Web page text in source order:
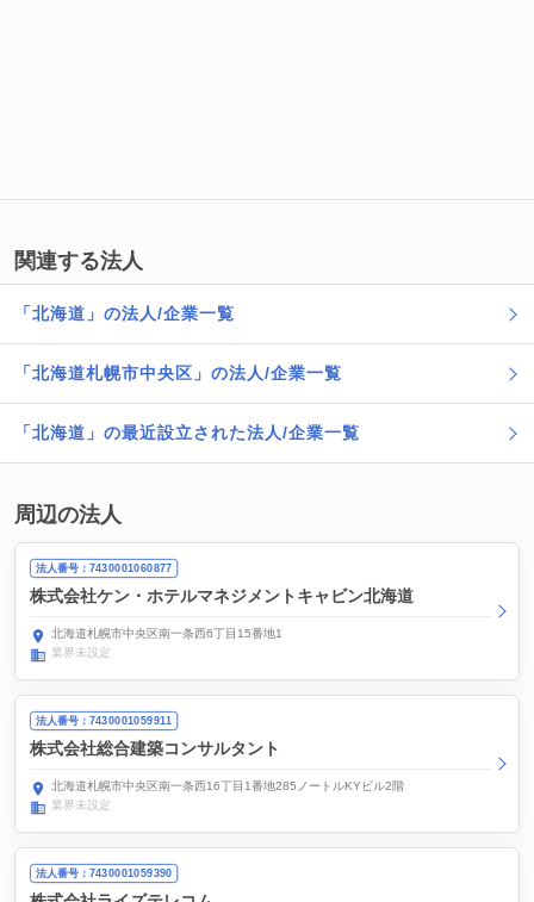
関連する法人
「北海道」の法人/企業一覧
「北海道札幌市中央区」の法人/企業一覧
「北海道」の最近設立された法人/企業一覧
周辺の法人
法人番号：7430001060877
株式会社ケン・ホテルマネジメントキャビン北海道
北海道札幌市中央区南一条西6丁目15番地1
業界未設定
法人番号：7430001059911
株式会社総合建築コンサルタント
北海道札幌市中央区南一条西16丁目1番地285ノートルKYビル2階
業界未設定
法人番号：7430001059390